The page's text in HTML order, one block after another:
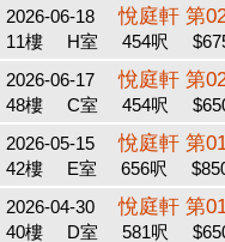
2026-06-18
悅庭軒 第
11樓 H室 454呎
2026-06-17
悅庭軒 第
48樓 C室 454呎
2026-05-15
悅庭軒 第
42樓 E室 656呎
2026-04-30
悅庭軒 第
40樓 D室 581呎